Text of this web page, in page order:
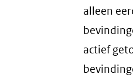
alleen
actief